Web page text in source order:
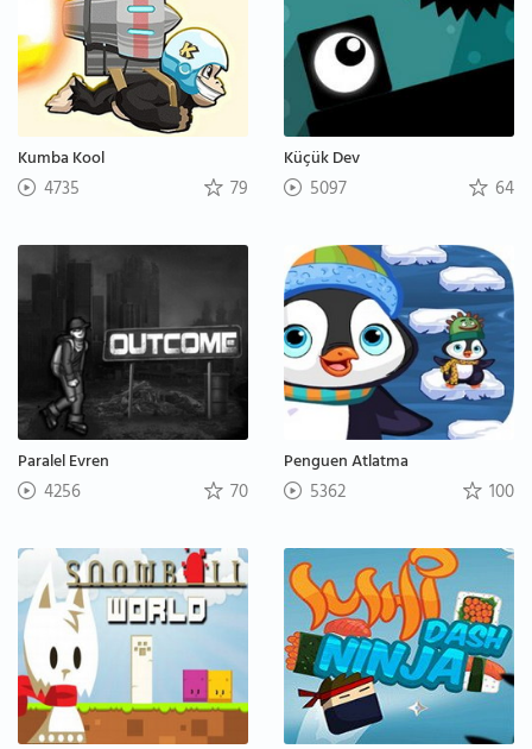
Kumba Kool
4735 79
Küçük Dev
5097 64
Paralel Evren
4256 70
Penguen Atlatma
5362 100